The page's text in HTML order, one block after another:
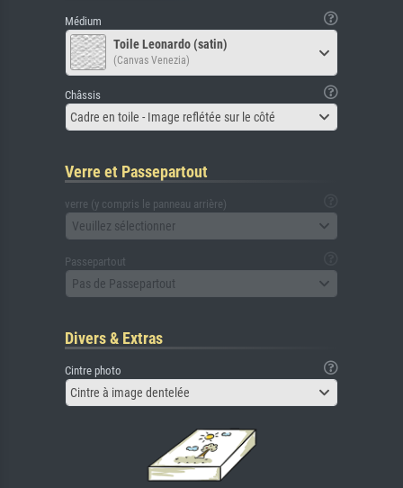
Médium
Toile Leonardo (satin)
(Canvas Venezia)
Châssis
Cadre en toile - Image reflétée sur le côté
Verre et Passepartout
verre (y compris le panneau arrière)
Veuillez sélectionner
Passepartout
Pas de Passepartout
Divers & Extras
Cintre photo
Cintre à image dentelée